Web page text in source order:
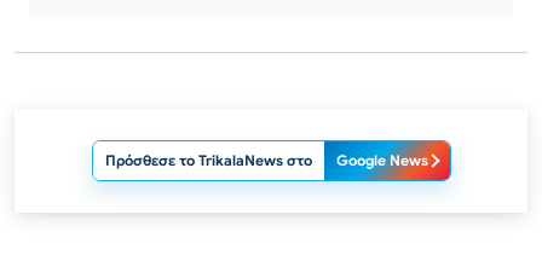
Πρόσθεσε το TrikalaNews στο Google News